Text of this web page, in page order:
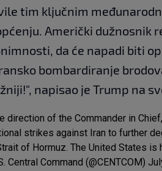
tim ključnim
Američki dužnosnik
da će napadi biti
bombardiranje
napisao je Trump na
direction of the Commander in
strikes against Iran to further
of Hormuz. The United States is
Central Command (@CENTCOM)